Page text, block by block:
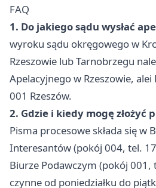
FAQ
1. Do jakiego sądu wysłać
wyroku sądu okręgowego w
Rzeszowie lub Tarnobrzegu
Apelacyjnego w Rzeszowie, alei
001 Rzeszów.
2. Gdzie i kiedy mogę złożyć
Pisma procesowe składa się w
Interesantów (pokój 004, tel.
Biurze Podawczym (pokój 001,
czynne od poniedziałku do